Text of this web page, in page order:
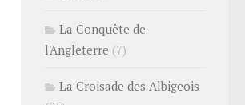
La Conquête de
l'Angleterre (7)
La Croisade des Albigeois